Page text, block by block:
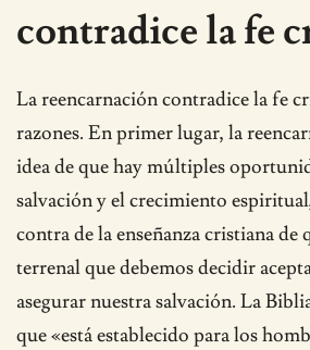
contradice la fe
La reencarnación contradice la fe
razones. En primer lugar, la
idea de que hay múltiples
salvación y el crecimiento
contra de la enseñanza cristiana de
terrenal que debemos decidir
asegurar nuestra salvación. La
que «está establecido para los